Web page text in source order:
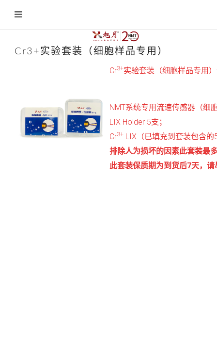
Cr3+实验套装（细胞样品专用）
Cr3+实验套装（细胞样品专用
NMT系统专用流速传感器（细
LIX Holder 5支；
Cr3+ LIX（已填充到套装包含的
排除人为损坏的因素此套装最
此套装保质期为到货后7天，